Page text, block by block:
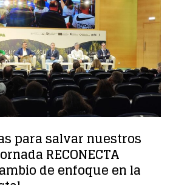
para salvar nuestros
RECONECTA
de enfoque en la